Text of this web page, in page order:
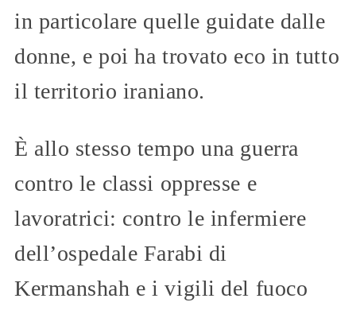
in particolare quelle guidate dalle
donne, e poi ha trovato eco in tutto
il territorio iraniano.
È allo stesso tempo una guerra
contro le classi oppresse e
lavoratrici: contro le infermiere
dell’ospedale Farabi di
Kermanshah e i vigili del fuoco